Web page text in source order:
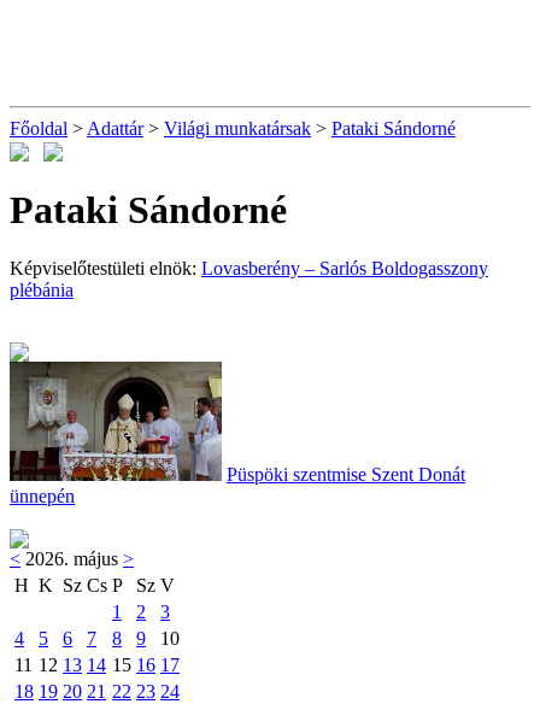
Főoldal > Adattár> Világi munkatársak > Pataki Sándorné
Pataki Sándorné
Képviselőtestületi elnök: Lovasberény – Sarlós Boldogasszony
plébánia
Püspöki szentmise Szent Donát
ünnepén
< 2026. május >
H K Sz Cs P Sz V
1
2
3
4
5 6 7 8 9
10
11 12 13 14 15 16 17
18 19 20 21 22 23 24